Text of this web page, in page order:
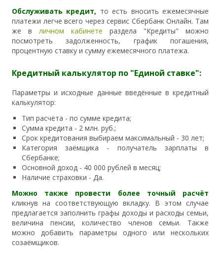
​Обслуживать кредит, то есть вносить ежемесячные
платежи легче всего через сервис Сбербанк Онлайн. Там
же в личном кабинете раздела "Кредиты" можно
посмотреть задолженность, график погашения,
процентную ставку и сумму ежемесячного платежа.
Кредитный калькулятор по "Единой ставке":
Параметры и исходные данные введённые в кредитный
калькулятор:
Тип расчёта - по сумме кредита;
Сумма кредита - 2 млн. руб.;
Срок кредитования выбираем максимальный - 30 лет;
Категория заёмщика - получатель зарплаты в
Сбербанке;
Основной доход - 40 000 рублей в месяц;
Наличие страховки - Да.
Можно также провести более точный расчёт
кликнув на соответствующую вкладку. В этом случае
предлагается заполнить графы доходы и расходы семьи,
величина пенсии, количество членов семьи. Также
можно добавить параметры одного или нескольких
созаёмщиков.